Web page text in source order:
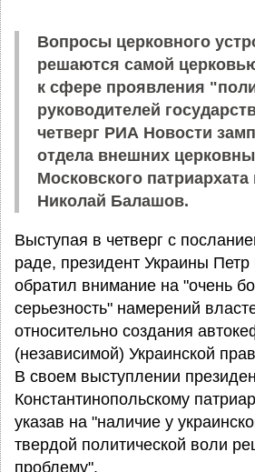
Вопросы церковного
решаются самой
к сфере проявления
руководителей
четверг РИА Новости
отдела внешних
Московского патриархата
Николай Балашов.
Выступая в четверг с
раде, президент Украины
обратил внимание на "очень
серьезность" намерений
относительно создания
(независимой) Украинской
В своем выступлении
Константинопольскому
указав на "наличие у
твердой политической воли
проблему".